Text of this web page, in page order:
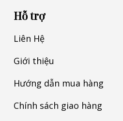
Hỗ trợ
Liên Hệ
Giới thiệu
Hướng dẫn mua hàng
Chính sách giao hàng